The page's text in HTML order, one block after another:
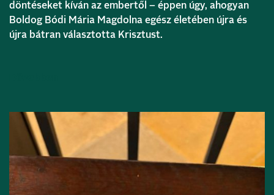
döntéseket kíván az embertől – éppen úgy, ahogyan
Boldog Bódi Mária Magdolna egész életében újra és
újra bátran választotta Krisztust.